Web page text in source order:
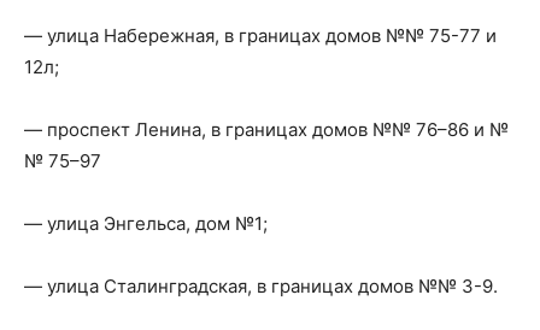
— улица Набережная, в границах домов №№ 75-77 и
12л;
— проспект Ленина, в границах домов №№ 76–86 и №
№ 75–97
— улица Энгельса, дом №1;
— улица Сталинградская, в границах домов №№ 3-9.